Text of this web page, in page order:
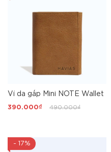
Ví da gấp Mini NOTE Wallet
390.000₫ 490.000₫
- 17%